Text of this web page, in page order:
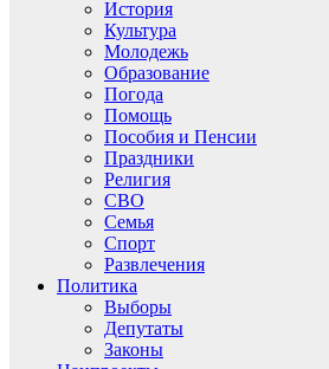
История
Культура
Молодежь
Образование
Погода
Помощь
Пособия и Пенсии
Праздники
Религия
СВО
Семья
Спорт
Развлечения
Политика
Выборы
Депутаты
Законы